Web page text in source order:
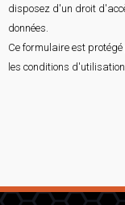
disposez d'un droit
données.
Ce formulaire est
les conditions d'utilisation